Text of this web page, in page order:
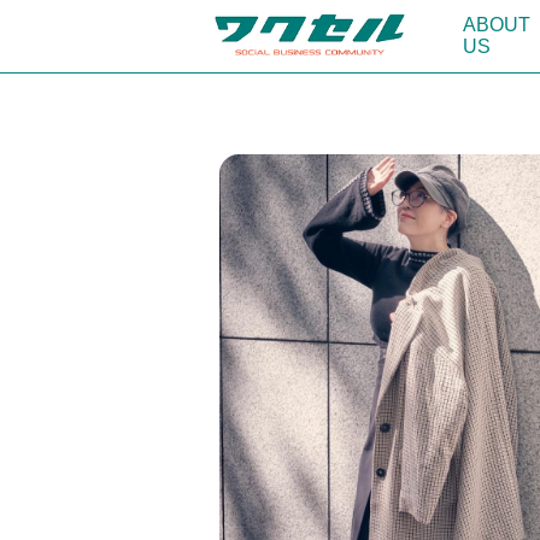
ABOUT
US